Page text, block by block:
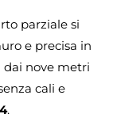
parziale si
e precisa in
dai nove metri
cali e
.